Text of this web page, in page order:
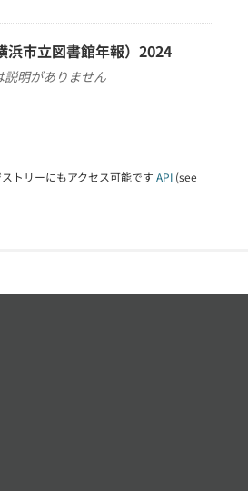
浜市立図書館年報）2024
説明がありません
トリーにもアクセス可能です API (see